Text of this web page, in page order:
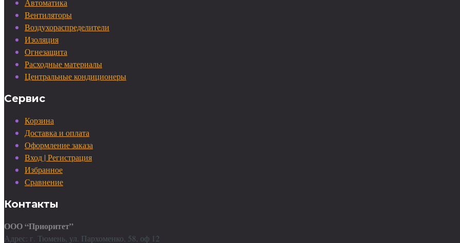
Автоматика
Вентиляторы
Воздухораспределители
Изоляция
Огнезащита
Расходные материалы
Центральные кондиционеры
Сервис
Корзина
Доставка и оплата
Оформление заказа
Вход | Регистрация
Избранное
Сравнение
Контакты
ООО “Приоритет”
Адрес: г. Тюмень, ул. Пархоменко, 58, оф 12